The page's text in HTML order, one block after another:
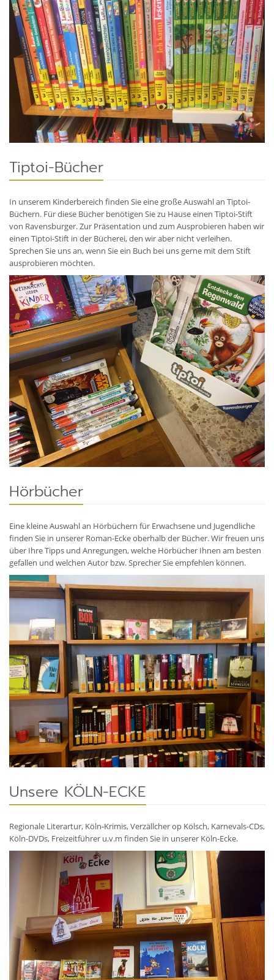
Tiptoi-Bücher
In unserem Kinderbereich finden Sie eine große Auswahl an Tiptoi-
Büchern. Für diese Bücher benötigen Sie zu Hause einen Tiptoi-Stift
von Ravensburger. Zur Präsentation und zum Ausprobieren haben wir
einen Tiptoi-Stift in der Bücherei, den wir aber nicht verleihen.
Sprechen Sie uns an, wenn Sie ein Buch bei uns gerne mit dem Stift
ausprobieren möchten.
Hörbücher
Eine kleine Auswahl an Hörbüchern für Erwachsene und Jugendliche
finden Sie in unserer Roman-Ecke oberhalb der Bücher. Wir freuen uns
über Ihre Tipps und Anregungen, welche Hörbücher Ihnen am besten
gefallen und welchen Autor bzw. Sprecher Sie empfehlen können.
Unsere KÖLN-ECKE
Regionale Literartur, Köln-Krimis, Verzällcher op Kölsch, Karnevals-CDs,
Köln-DVDs, Freizeitführer u.v.m finden Sie in unserer Köln-Ecke.